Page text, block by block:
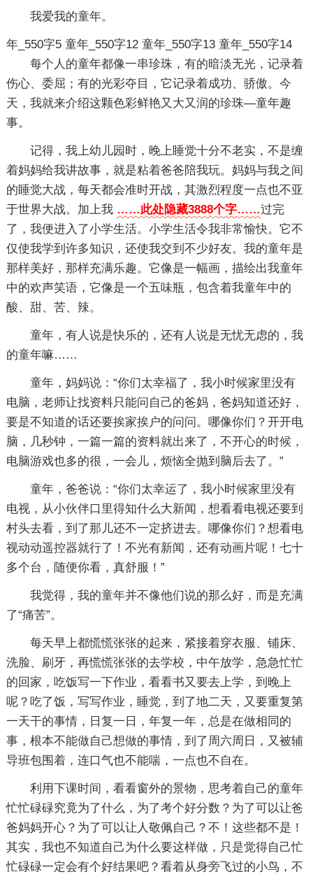
我爱我的童年。
年_550字5
每个人的童年都像一串珍珠，有的暗淡无光，记录着
伤心、委屈；有的光彩夺目，它记录着成功、骄傲。今
天，我就来介绍这颗色彩鲜艳又大又润的珍珠—童年趣
事。
记得，我上幼儿园时，晚上睡觉十分不老实，不是缠
着妈妈给我讲故事，就是粘着爸爸陪我玩。妈妈与我之间
的睡觉大战，每天都会准时开战，其激烈程度一点也不亚
于世界大战。加上我 ……此处隐藏3888个字……过完
了，我便进入了小学生活。小学生活令我非常愉快。它不
仅使我学到许多知识，还使我交到不少好友。我的童年是
那样美好，那样充满乐趣。它像是一幅画，描绘出我童年
中的欢声笑语，它像是一个五味瓶，包含着我童年中的
酸、甜、苦、辣。
童年_550字12
童年，有人说是快乐的，还有人说是无忧无虑的，我
的童年嘛……
童年，妈妈说：“你们太幸福了，我小时候家里没有
电脑，老师让找资料只能问自己的爸妈，爸妈知道还好，
要是不知道的话还要挨家挨户的问问。哪像你们？开开电
脑，几秒钟，一篇一篇的资料就出来了，不开心的时候，
电脑游戏也多的很，一会儿，烦恼全抛到脑后去了。”
童年，爸爸说：“你们太幸运了，我小时候家里没有
电视，从小伙伴口里得知什么大新闻，想看看电视还要到
村头去看，到了那儿还不一定挤进去。哪像你们？想看电
视动动遥控器就行了！不光有新闻，还有动画片呢！七十
多个台，随便你看，真舒服！”
我觉得，我的童年并不像他们说的那么好，而是充满
了“痛苦”。
每天早上都慌慌张张的起来，紧接着穿衣服、铺床、
洗脸、刷牙，再慌慌张张的去学校，中午放学，急急忙忙
的回家，吃饭写一下作业，看看书又要去上学，到晚上
呢？吃了饭，写写作业，睡觉，到了地二天，又要重复第
一天干的事情，日复一日，年复一年，总是在做相同的
事，根本不能做自己想做的事情，到了周六周日，又被辅
导班包围着，连口气也不能喘，一点也不自在。
利用下课时间，看看窗外的景物，思考着自己的童年
忙忙碌碌究竟为了什么，为了考个好分数？为了可以让爸
爸妈妈开心？为了可以让人敬佩自己？不！这些都不是！
其实，我也不知道自己为什么要这样做，只是觉得自己忙
忙碌碌一定会有个好结果吧？看着从身旁飞过的小鸟，不
童年_550字13 童年_550字14